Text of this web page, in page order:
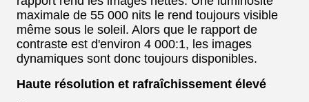
maximale de 55 000 nits le rend toujours visible
même sous le soleil. Alors que le rapport de
contraste est d'environ 4 000:1, les images
dynamiques sont donc toujours disponibles.
Haute résolution et rafraîchissement élevé